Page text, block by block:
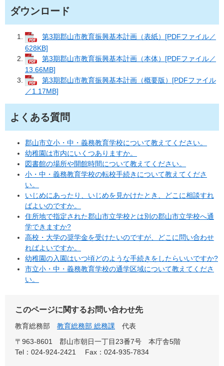
ダウンロード
第3期郡山市教育振興基本計画（表紙）[PDFファイル／
628KB]
第3期郡山市教育振興基本計画（本体）[PDFファイル／
13.66MB]
第3期郡山市教育振興基本計画（概要版）[PDFファイル
／1.17MB]
よくある質問
郡山市立小・中・義務教育学校について教えてください。
幼稚園は市内にいくつありますか。
図書館の場所や開館時間について教えてください。
小・中・義務教育学校の転校手続きについて教えてくださ
い。
いじめにあったり、いじめを見かけたとき、どこに相談すれ
ばよいのですか。
住所地で指定された郡山市立学校とは別の郡山市立学校へ通
学できますか?
高校・大学の奨学金を受けたいのですが、どこに問い合わせ
ればよいですか。
幼稚園の入園はいつ頃どのような手続きをしたらいいですか?
市立小・中・義務教育学校の通学区域について教えてくださ
い。
このページに関するお問い合わせ先
教育総務部 教育総務部 総務課
代表
〒963-8601
郡山市朝日一丁目23番7号 本庁舎5階
Tel：024-924-2421
Fax：024-935-7834